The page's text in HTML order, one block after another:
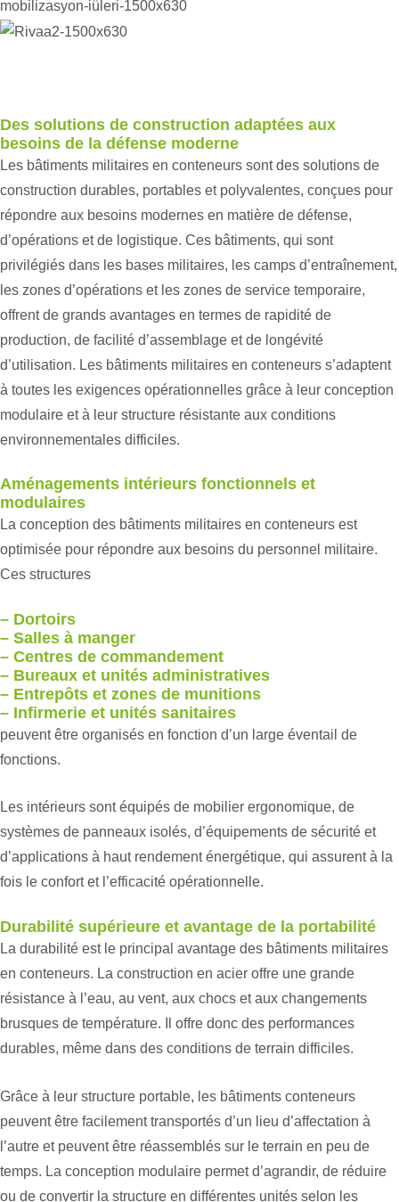
Des solutions de construction adaptées aux
besoins de la défense moderne
Les bâtiments militaires en conteneurs sont des solutions de
construction durables, portables et polyvalentes, conçues pour
répondre aux besoins modernes en matière de défense,
d’opérations et de logistique. Ces bâtiments, qui sont
privilégiés dans les bases militaires, les camps d’entraînement,
les zones d’opérations et les zones de service temporaire,
offrent de grands avantages en termes de rapidité de
production, de facilité d’assemblage et de longévité
d’utilisation. Les bâtiments militaires en conteneurs s’adaptent
à toutes les exigences opérationnelles grâce à leur conception
modulaire et à leur structure résistante aux conditions
environnementales difficiles.
Aménagements intérieurs fonctionnels et
modulaires
La conception des bâtiments militaires en conteneurs est
optimisée pour répondre aux besoins du personnel militaire.
Ces structures
– Dortoirs
– Salles à manger
– Centres de commandement
– Bureaux et unités administratives
– Entrepôts et zones de munitions
– Infirmerie et unités sanitaires
peuvent être organisés en fonction d’un large éventail de
fonctions.
Les intérieurs sont équipés de mobilier ergonomique, de
systèmes de panneaux isolés, d’équipements de sécurité et
d’applications à haut rendement énergétique, qui assurent à la
fois le confort et l’efficacité opérationnelle.
Durabilité supérieure et avantage de la portabilité
La durabilité est le principal avantage des bâtiments militaires
en conteneurs. La construction en acier offre une grande
résistance à l’eau, au vent, aux chocs et aux changements
brusques de température. Il offre donc des performances
durables, même dans des conditions de terrain difficiles.
Grâce à leur structure portable, les bâtiments conteneurs
peuvent être facilement transportés d’un lieu d’affectation à
l’autre et peuvent être réassemblés sur le terrain en peu de
temps. La conception modulaire permet d’agrandir, de réduire
ou de convertir la structure en différentes unités selon les